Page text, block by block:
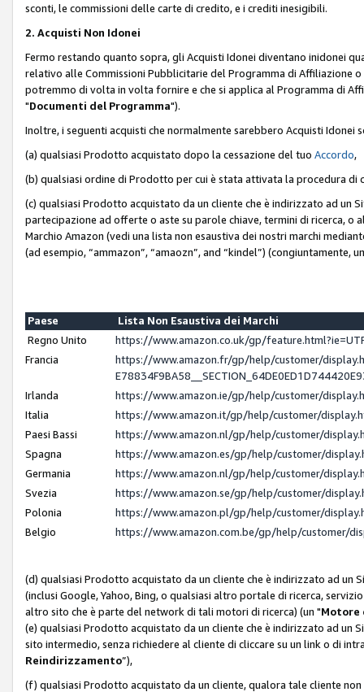
sconti, le commissioni delle carte di credito, e i crediti inesigibili.
2. Acquisti Non Idonei
Fermo restando quanto sopra, gli Acquisti Idonei diventano inidonei
relativo alle Commissioni Pubblicitarie del Programma di Affiliazione
potremmo di volta in volta fornire e che si applica al Programma di
"Documenti del Programma").
Inoltre, i seguenti acquisti che normalmente sarebbero Acquisti
(a) qualsiasi Prodotto acquistato dopo la cessazione del tuo Accordo,
(b) qualsiasi ordine di Prodotto per cui è stata attivata la procedura di
(c) qualsiasi Prodotto acquistato da un cliente che è indirizzato ad un
partecipazione ad offerte o aste su parole chiave, termini di ricerca,
Marchio Amazon (vedi una lista non esaustiva dei nostri marchi
(ad esempio, “ammazon”, “amaozn”, and “kindel”) (congiuntamente,
Paese
Lista Non Esaustiva dei Marchi
Regno Unito
https://www.amazon.co.uk/gp/
Francia
https://www.amazon.fr/gp/help/customer/
Irlanda
https://www.amazon.ie/gp/help/customer/
Italia
https://www.amazon.it/gp/help/customer/
Paesi Bassi
https://www.amazon.nl/gp/help/customer/
Spagna
https://www.amazon.es/gp/help/customer/
Germania
https://www.amazon.nl/gp/help/customer/
Svezia
https://www.amazon.se/gp/help/customer/
Polonia
https://www.amazon.pl/gp/help/customer/
Belgio
https://www.amazon.com.be/gp/help/customer/
(d) qualsiasi Prodotto acquistato da un cliente che è indirizzato ad un
(inclusi Google, Yahoo, Bing, o qualsiasi altro portale di ricerca,
altro sito che è parte del network di tali motori di ricerca) (un "Motore
(e) qualsiasi Prodotto acquistato da un cliente che è indirizzato ad un
sito intermedio, senza richiedere al cliente di cliccare su un link o di
Reindirizzamento”),
(f) qualsiasi Prodotto acquistato da un cliente, qualora tale cliente